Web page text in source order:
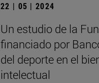
22 | 05 | 2024
Un estudio de la
financiado por
del deporte en el
intelectual